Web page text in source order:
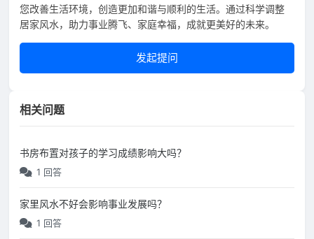
您改善生活环境，创造更加和谐与顺利的生活。通过科学调整
居家风水，助力事业腾飞、家庭幸福，成就更美好的未来。
发起提问
相关问题
书房布置对孩子的学习成绩影响大吗？
1 回答
家里风水不好会影响事业发展吗？
1 回答